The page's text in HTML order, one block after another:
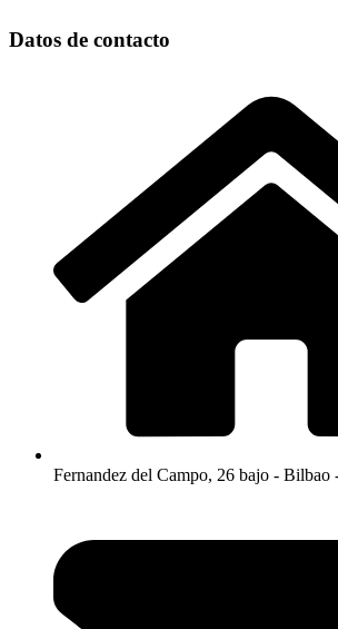
Datos de contacto
Fernandez del Campo, 26 bajo - Bilbao